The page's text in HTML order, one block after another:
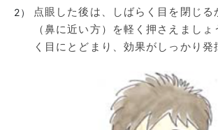
2）
点眼した後は、しばらく目を閉じる
（鼻に近い方）を軽く押さえまし
く目にとどまり、効果がしっかり発